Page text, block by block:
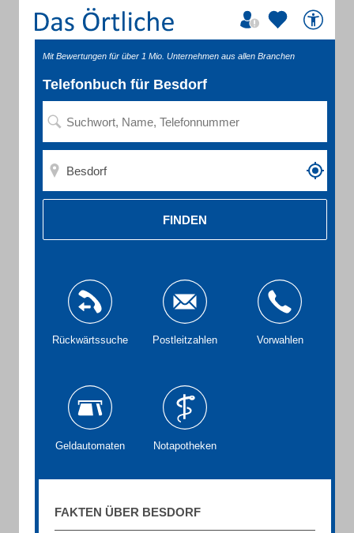
Mit Bewertungen für über 1 Mio. Unternehmen aus allen Branchen
Telefonbuch für Besdorf
FINDEN
Rückwärtssuche Postleitzahlen Vorwahlen
Geldautomaten Notapotheken
FAKTEN ÜBER BESDORF